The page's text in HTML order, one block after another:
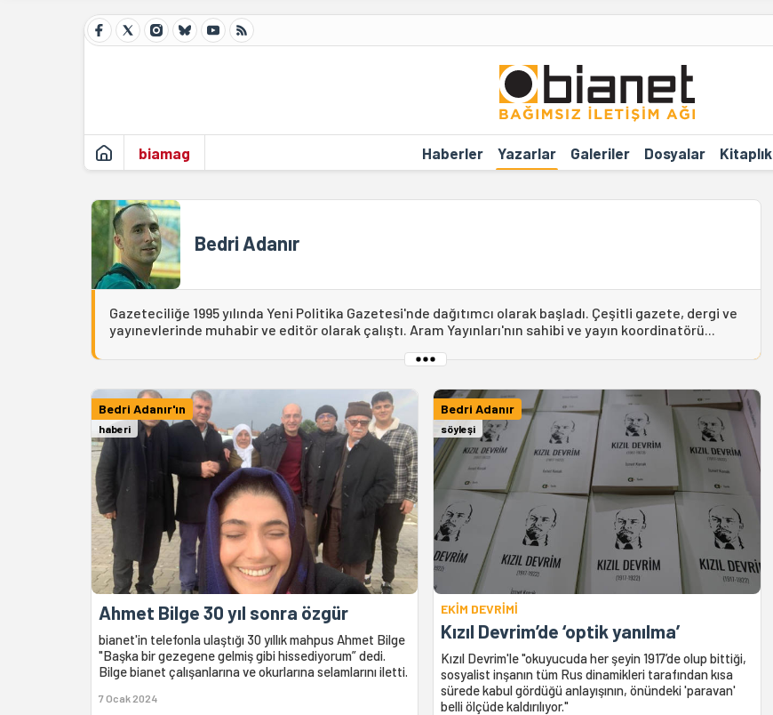
biamag Haberler Yazarlar Galeriler Dosyalar Kitaplık
Bedri Adanır
Gazeteciliğe 1995 yılında Yeni Politika Gazetesi'nde dağıtımcı olarak başladı. Çeşitli gazete, dergi ve
yayınevlerinde muhabir ve editör olarak çalıştı. Aram Yayınları'nın sahibi ve yayın koordinatörü...
Bedri Adanır'ın
haberi
Ahmet Bilge 30 yıl sonra özgür
bianet'in telefonla ulaştığı 30 yıllık mahpus Ahmet Bilge
"Başka bir gezegene gelmiş gibi hissediyorum” dedi.
Bilge bianet çalışanlarına ve okurlarına selamlarını iletti.
7 Ocak 2024
Bedri Adanır
söyleşi
EKİM DEVRİMİ
Kızıl Devrim’de ‘optik yanılma’
Kızıl Devrim'le "okuyucuda her şeyin 1917’de olup bittiği,
sosyalist inşanın tüm Rus dinamikleri tarafından kısa
sürede kabul gördüğü anlayışının, önündeki 'paravan'
belli ölçüde kaldırılıyor."